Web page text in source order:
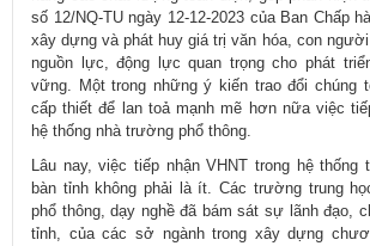
số 12/NQ-TU ngày 12-12-2023 của Ban Chấp
xây dựng và phát huy giá trị văn hóa, con
nguồn lực, động lực quan trọng cho phát
vững. Một trong những ý kiến trao đổi chúng
cấp thiết để lan toả mạnh mẽ hơn nữa việc
hệ thống nhà trường phổ thông.
Lâu nay, việc tiếp nhận VHNT trong hệ thống
bàn tỉnh không phải là ít. Các trường trung
phổ thông, dạy nghề đã bám sát sự lãnh đạo,
tỉnh, của các sở ngành trong xây dựng